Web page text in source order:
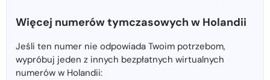
Więcej numerów tymczasowych w Holandii
Jeśli ten numer nie odpowiada Twoim potrzebom,
wypróbuj jeden z innych bezpłatnych wirtualnych
numerów w Holandii: